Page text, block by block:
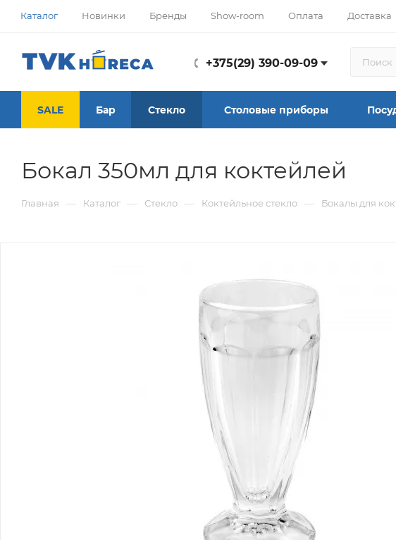
Каталог Новинки Бренды Show-room Оплата Доставка
+375(29) 390-09-09
SALE Бар Стекло Столовые приборы
Бокал 350мл для коктейлей
Главная — Каталог — Стекло — Коктейльное стекло — Бокалы для